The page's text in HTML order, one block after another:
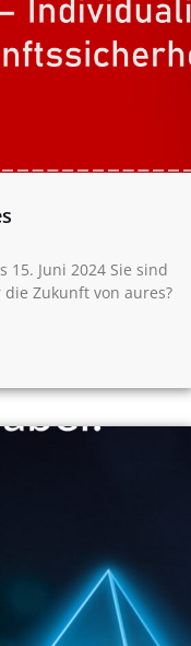
15. Juni 2024 Sie sind
Zukunft von aures?